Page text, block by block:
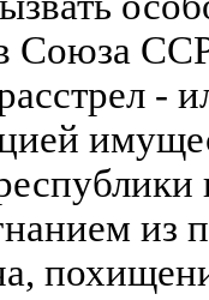
Союза
-
из